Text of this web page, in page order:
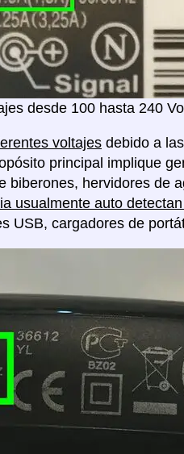
desde 100 hasta 240
voltajes debido a
principal implique
biberones, hervidores de
usualmente auto
USB, cargadores de